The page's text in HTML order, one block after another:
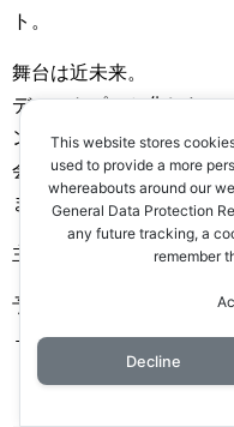
ト。
舞台は近未来。
ディストピアと化したロ
ン」から抜け出そうとす
会ったことをきっかけに
ます。
主演は、「トップボーイ
予告動画は、こちら。
→ The Kitchen Official
This website stores
used to provide a more
whereabouts around our
General Data Protection
any future tracking, a
remember
Decline